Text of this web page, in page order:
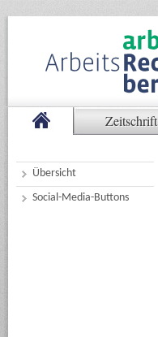
Zeitschrift
Übersicht
Social-Media-Buttons